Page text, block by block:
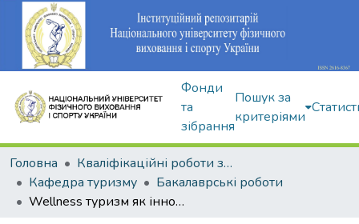
Фонди
та
зібрання
Пошук за
критеріями
Головна
Кваліфікаційні роботи здобувачів вищої освіти
Кафедра туризму
Бакалаврські роботи
Wellness туризм як інновація на ринку туристичних послуг України